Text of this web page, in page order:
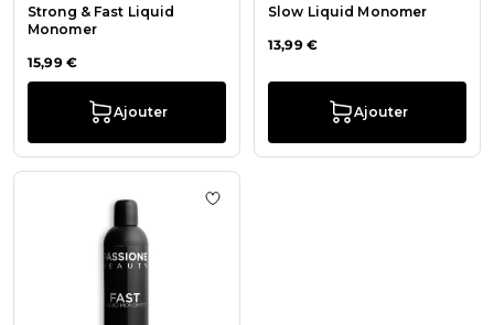
Strong & Fast Liquid
Monomer
15,99 €
Ajouter
Slow Liquid Monomer
13,99 €
Ajouter
Ajouter à la liste de souhaits Fast